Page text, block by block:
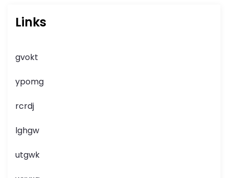
Links
gvokt
ypomg
rcrdj
lghgw
utgwk